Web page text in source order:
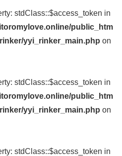
stdClass::$access_token in
public_htm
yyi_rinker_main.php on
stdClass::$access_token in
public_htm
yyi_rinker_main.php on
stdClass::$access_token in